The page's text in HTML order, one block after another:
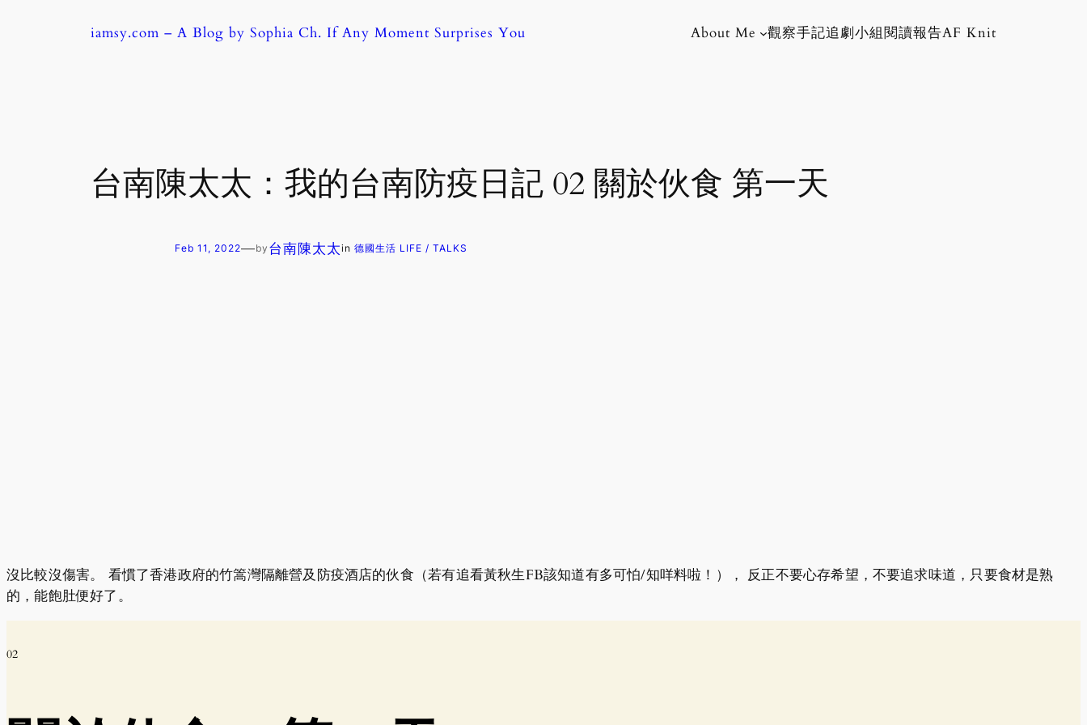
iamsy.com – A Blog by Sophia Ch. If Any Moment Surprises You About Me 觀察手記追劇小組閱讀報告AF Knit
台南陳太太：我的台南防疫日記 02 關於伙食 第一天
Feb 11, 2022—by 台南陳太太in 德國生活 LIFE / TALKS
沒比較沒傷害。 看慣了香港政府的竹篙灣隔離營及防疫酒店的伙食（若有追看黃秋生FB該知道有多可怕/知咩料啦！）， 反正不要心存希望，不要追求味道，只要食材是熟
的，能飽肚便好了。
02